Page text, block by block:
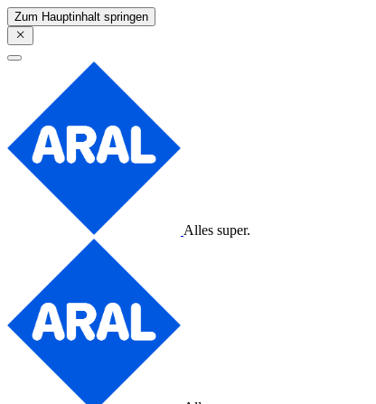
Zum Hauptinhalt springen
Alles super.